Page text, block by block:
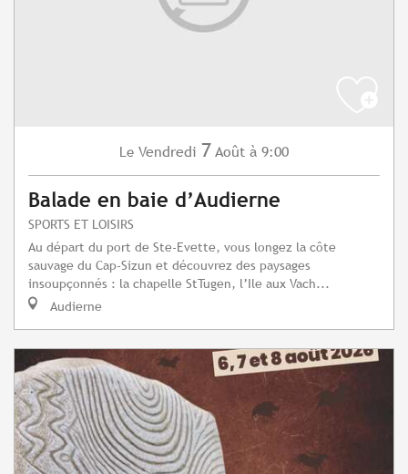
Le Vendredi 7 Août à 9:00
Balade en baie d’Audierne
SPORTS ET LOISIRS
Au départ du port de Ste-Evette, vous longez la côte
sauvage du Cap-Sizun et découvrez des paysages
insoupçonnés : la chapelle StTugen, l’Ile aux Vach...
Audierne